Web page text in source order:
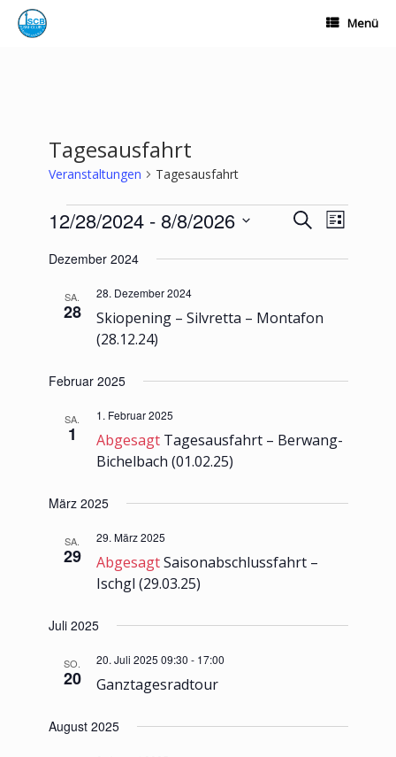
Inhalt
springen
Menü
Tagesausfahrt
Veranstaltungen Tagesausfahrt
Veranstaltungen
Veranstaltungen
Suche
Ansichten,
Suche
Ansichten-
Liste
12/28/2024 - 8/8/2026
wählen.
Dezember 2024
SA.
28
Skiopening – Silvretta – Montafon
(28.12.24)
28. Dezember 2024
Februar 2025
SA.
1 Abgesagt Tagesausfahrt – Berwang-
Bichelbach (01.02.25)
1. Februar 2025
März 2025
SA.
29 Abgesagt Saisonabschlussfahrt –
Ischgl (29.03.25)
29. März 2025
Juli 2025
SO.
20 Ganztagesradtour
20. Juli 2025 09:30 - 17:00
August 2025